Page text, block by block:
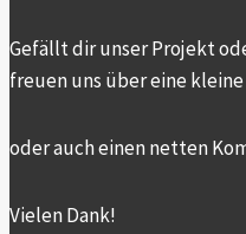
Gefällt dir unser Projekt
freuen uns über eine kleine
oder auch einen netten
Vielen Dank!